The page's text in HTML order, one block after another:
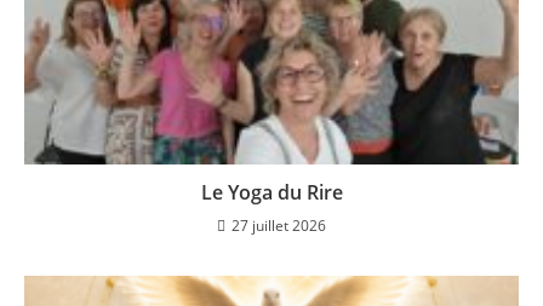
Le Yoga du Rire
27 juillet 2026